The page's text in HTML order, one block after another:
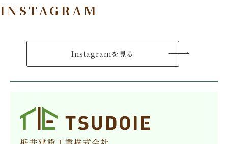
INSTAGRAM
Instagramを見る